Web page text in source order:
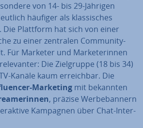
von 14- bis 29-Jährigen
häufiger als klas­si­sches
Die Plattform hat sich von einer
zu einer zentralen Community-
Für Marketer und Mar­keterin­nen
Die Ziel­grup­pe (18 bis 34)
Kanäle kaum er­reich­bar. Die
Marketing mit bekannten
, präzise Wer­be­ban­nern
Kampagnen über Chat-In­ter­